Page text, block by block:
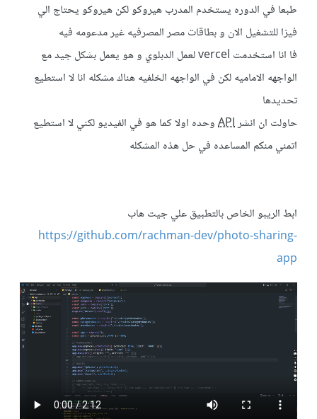
طبعا في الدوره يستخدم المدرب هيروكو لكن هيروكو يحتاج الي
فيزا للتشغيل الان و بطاقات مصر المصرفيه غير مدعومه فيه
فا انا استخدمت vercel لعمل الدبلوي و هو يعمل بشكل جيد مع
الواجهه الاماميه لكن في الواجهه الخلفيه هناك مشكله انا لا استطيع
تحديدها
حاولت ان انشرAPIوحده اولا كما هو في الفيديو لكني لا استطيع
اتمني منكم المساعده في حل هذه المشكله
ابط الريبو الخاص بالتطبيق علي جيت هاب
https://github.com/rachman-dev/photo-sharing-
app